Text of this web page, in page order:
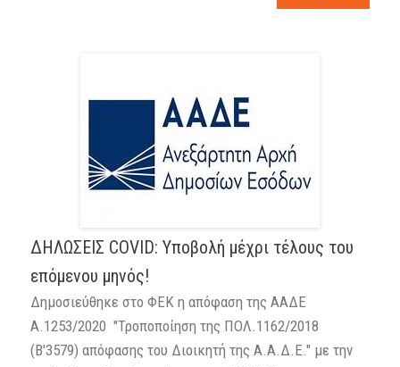
ΔΗΛΩΣΕΙΣ COVID: Υποβολή μέχρι τέλους του
επόμενου μηνός!
Δημοσιεύθηκε στο ΦΕΚ η απόφαση της ΑΑΔΕ
Α.1253/2020 "Τροποποίηση της ΠΟΛ.1162/2018
(Β'3579) απόφασης του Διοικητή της Α.Α.Δ.Ε." με την